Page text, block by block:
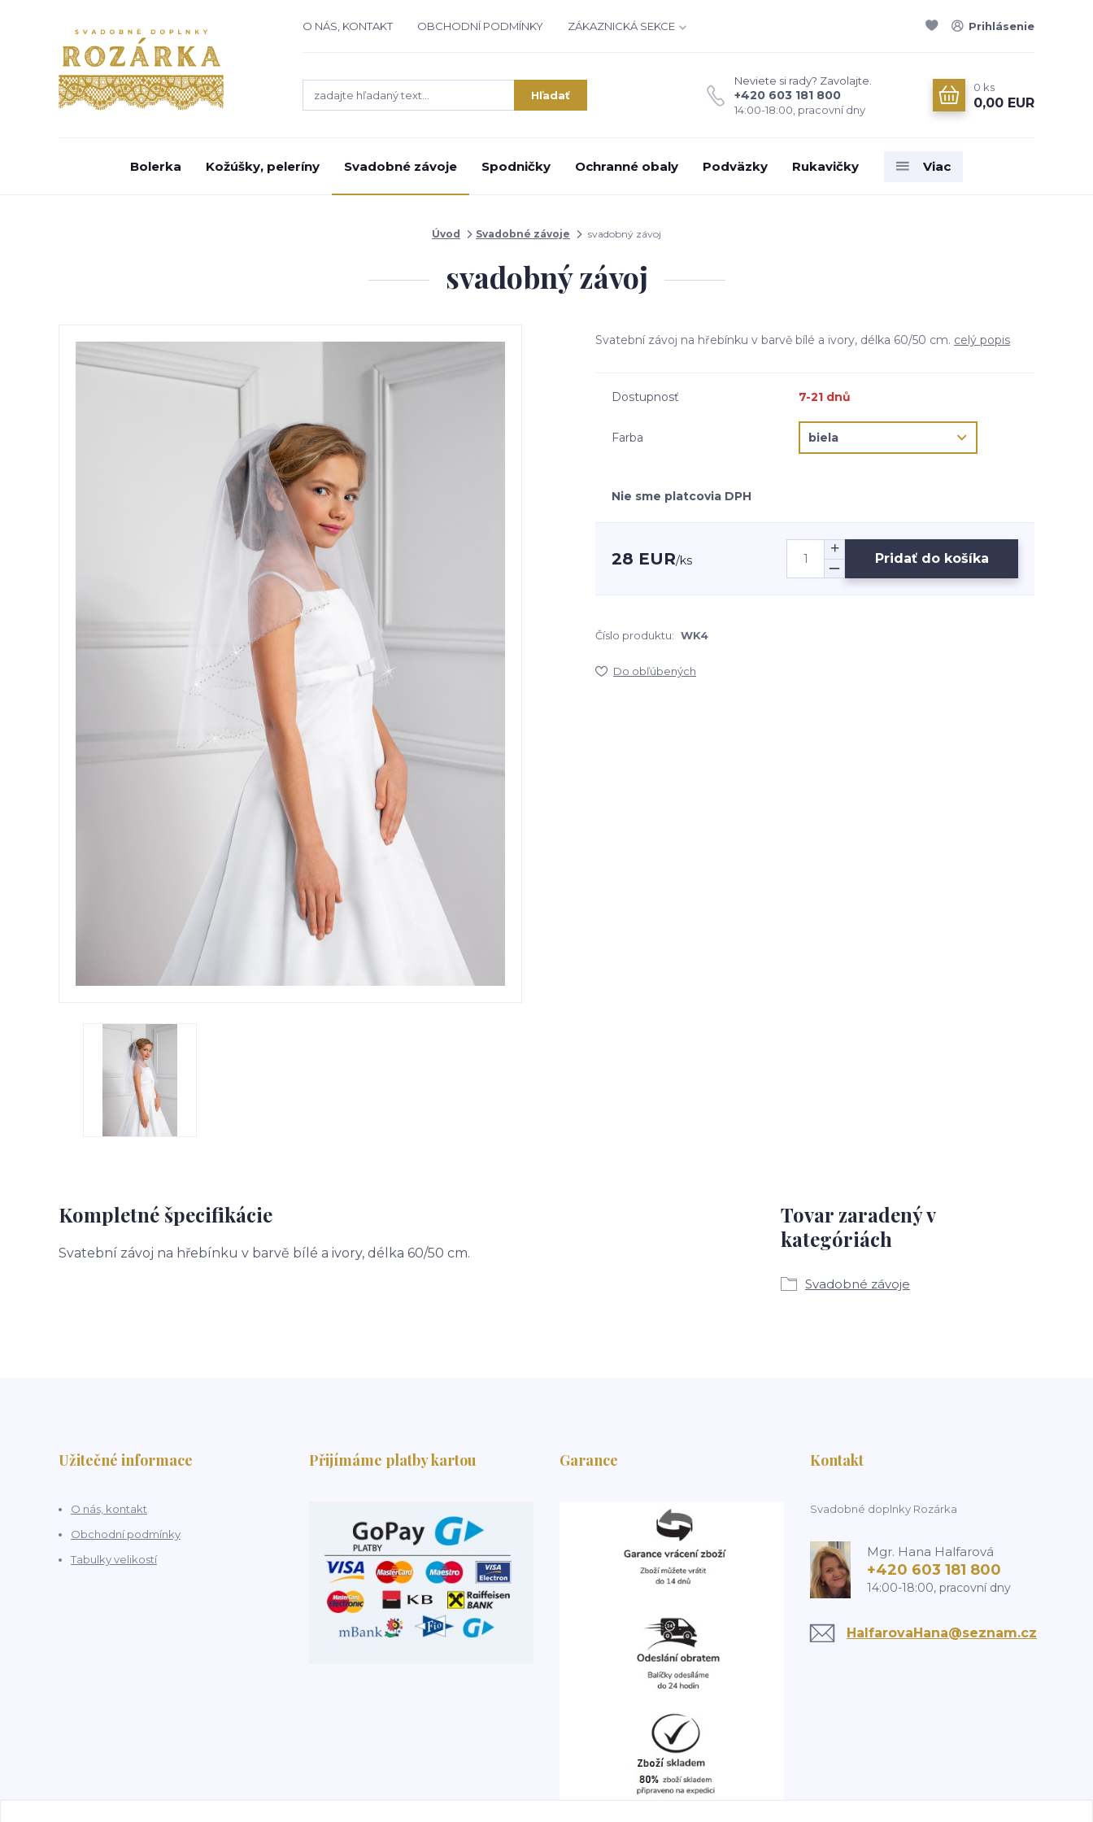
O NÁS, KONTAKT OBCHODNÍ PODMÍNKY ZÁKAZNICKÁ SEKCE Prihlásenie
Hľadať
Neviete si rady? Zavolajte.
+420 603 181 800
14:00-18:00, pracovní dny
0 ks
0,00 EUR
Bolerka Kožúšky, peleríny Svadobné závoje Spodničky Ochranné obaly Podväzky Rukavičky Viac
Úvod Svadobné závoje svadobný závoj
svadobný závoj
Svatební závoj na hřebínku v barvě bílé a ivory, délka 60/50 cm. celý popis
Dostupnosť 7-21 dnů
Farba
Nie sme platcovia DPH
28 EUR/ks Pridať do košíka
Číslo produktu: WK4
Do obľúbených
Kompletné špecifikácie
Svatební závoj na hřebínku v barvě bílé a ivory, délka 60/50 cm.
Tovar zaradený v
kategóriách
Svadobné závoje
Užitečné informace
O nás, kontakt
Obchodní podmínky
Tabulky velikostí
Přijímáme platby kartou Garance Kontakt
Svadobné doplnky Rozárka
Mgr. Hana Halfarová
+420 603 181 800
14:00-18:00, pracovní dny
HalfarovaHana@seznam.cz